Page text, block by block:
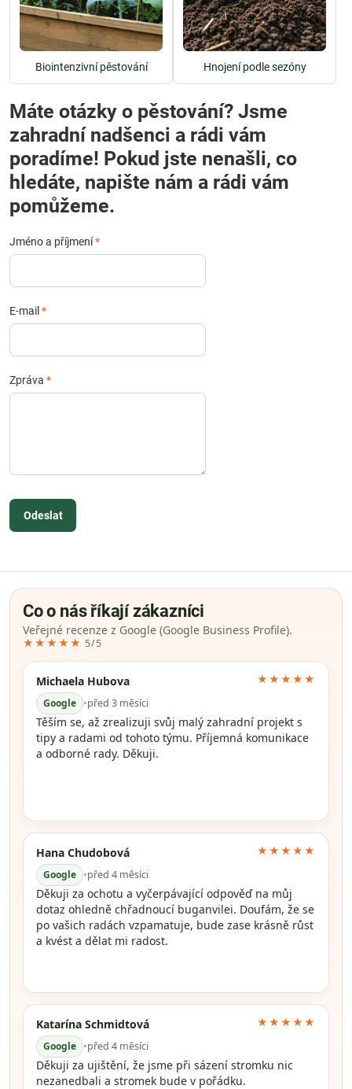
Biointenzivní pěstování Hnojení podle sezóny
Máte otázky o pěstování? Jsme
zahradní nadšenci a rádi vám
poradíme! Pokud jste nenašli, co
hledáte, napište nám a rádi vám
pomůžeme.
Jméno a příjmení*
E-mail *
Zpráva *
Odeslat
Co o nás říkají zákazníci
Veřejné recenze z Google (Google Business Profile).
★★★★★ 5/5
Michaela Hubova
Google •před 3 měsíci
★★★★★
Těším se, až zrealizuji svůj malý zahradní projekt s
tipy a radami od tohoto týmu. Příjemná komunikace
a odborné rady. Děkuji.
Hana Chudobová
Google •před 4 měsíci
★★★★★
Děkuji za ochotu a vyčerpávající odpověď na můj
dotaz ohledně chřadnoucí buganvilei. Doufám, že se
po vašich radách vzpamatuje, bude zase krásně růst
a kvést a dělat mi radost.
Katarína Schmidtová
Google •před 4 měsíci
★★★★★
Děkuji za ujištění, že jsme při sázení stromku nic
nezanedbali a stromek bude v pořádku.